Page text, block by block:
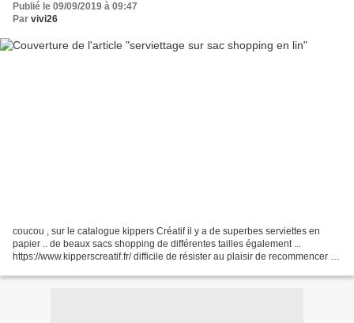
Publié le 09/09/2019 à 09:47
Par vivi26
coucou , sur le catalogue kippers Créatif il y a de superbes serviettes en
papier .. de beaux sacs shopping de différentes tailles également ...
https://www.kipperscreatif.fr/ difficile de résister au plaisir de recommencer à